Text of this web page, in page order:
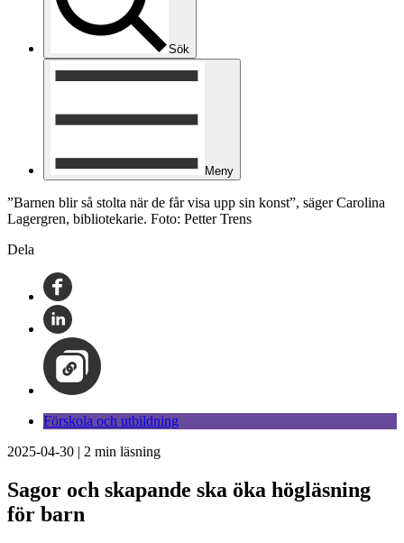
Sök
Meny
”Barnen blir så stolta när de får visa upp sin konst”, säger Carolina
Lagergren, bibliotekarie. Foto: Petter Trens
Dela
Förskola och utbildning
2025-04-30 | 2 min läsning
Sagor och skapande ska öka högläsning
för barn